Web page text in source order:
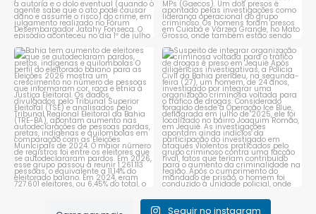
Bahia tem aumento de eleitores
que se autodeclaram...
1 0
Suspeito de integrar
organização criminosa
voltada...
1 0
Seguir no instagram